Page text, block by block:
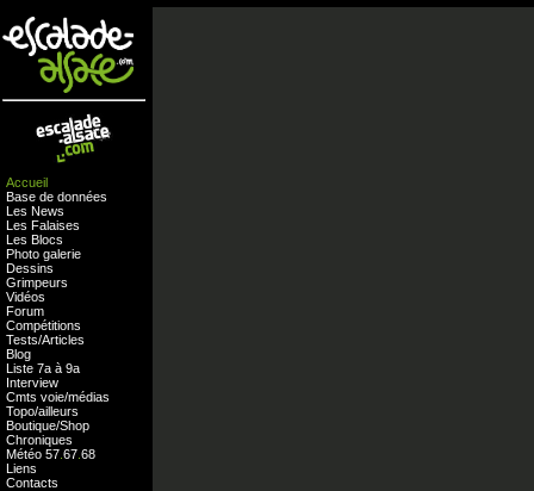
Accueil
Base de données
Les News
Les Falaises
Les Blocs
Photo galerie
Dessins
Grimpeurs
Vidéos
Forum
Compétitions
Tests/Articles
Blog
Liste 7a à 9a
Interview
Cmts voie/médias
Topo/ailleurs
Boutique/Shop
Chroniques
Météo 57 67 68
Liens
Contacts